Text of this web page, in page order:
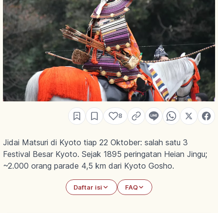
8
Jidai Matsuri di Kyoto tiap 22 Oktober: salah satu 3
Festival Besar Kyoto. Sejak 1895 peringatan Heian Jingu;
~2.000 orang parade 4,5 km dari Kyoto Gosho.
Daftar isi FAQ